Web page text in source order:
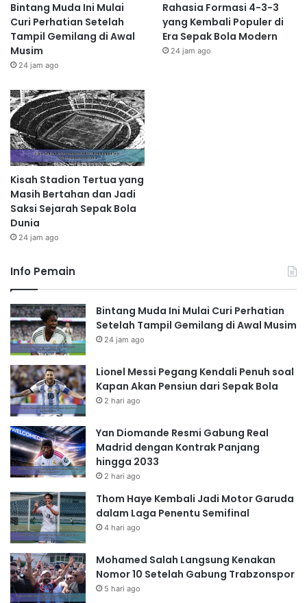
Bintang Muda Ini Mulai
Curi Perhatian Setelah
Tampil Gemilang di Awal
Musim
24 jam ago
Rahasia Formasi 4-3-3
yang Kembali Populer di
Era Sepak Bola Modern
24 jam ago
Kisah Stadion Tertua yang
Masih Bertahan dan Jadi
Saksi Sejarah Sepak Bola
Dunia
24 jam ago
Info Pemain
Bintang Muda Ini Mulai Curi Perhatian
Setelah Tampil Gemilang di Awal Musim
24 jam ago
Lionel Messi Pegang Kendali Penuh soal
Kapan Akan Pensiun dari Sepak Bola
2 hari ago
Yan Diomande Resmi Gabung Real
Madrid dengan Kontrak Panjang
hingga 2033
2 hari ago
Thom Haye Kembali Jadi Motor Garuda
dalam Laga Penentu Semifinal
4 hari ago
Mohamed Salah Langsung Kenakan
Nomor 10 Setelah Gabung Trabzonspor
5 hari ago